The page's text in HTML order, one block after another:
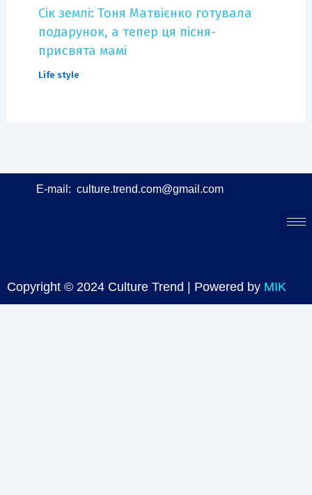
Сік землі: Тоня Матвієнко готувала
подарунок, а тепер ця пісня-
присвята мамі
Life style
E-mail: culture.trend.com@gmail.com
Copyright © 2024 Culture Trend | Powered by MIK